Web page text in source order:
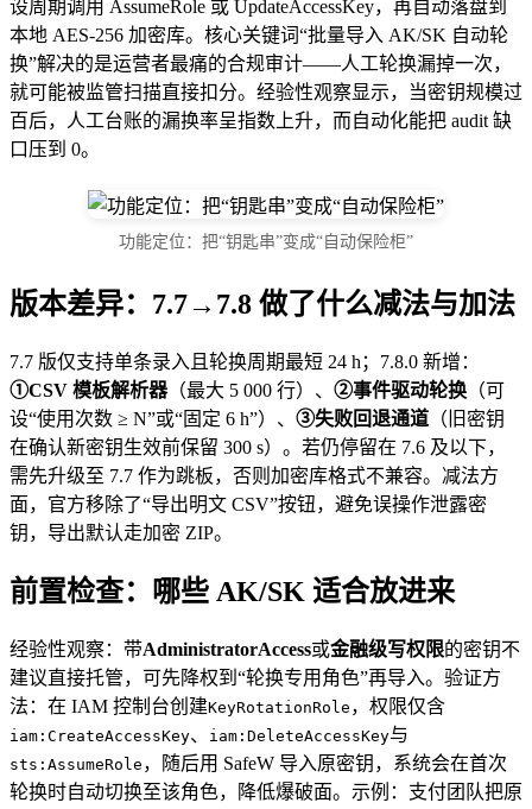
设周期调用 AssumeRole 或 UpdateAccessKey，再自动落盘到
本地 AES-256 加密库。核心关键词“批量导入 AK/SK 自动轮
换”解决的是运营者最痛的合规审计——人工轮换漏掉一次，
就可能被监管扫描直接扣分。经验性观察显示，当密钥规模过
百后，人工台账的漏换率呈指数上升，而自动化能把 audit 缺
口压到 0。
功能定位：把“钥匙串”变成“自动保险柜”
版本差异：7.7→7.8 做了什么减法与加法
7.7 版仅支持单条录入且轮换周期最短 24 h；7.8.0 新增：
①CSV 模板解析器（最大 5 000 行）、 ②事件驱动轮换 （可
设“使用次数 ≥ N”或“固定 6 h”）、 ③失败回退通道 （旧密钥
在确认新密钥生效前保留 300 s）。若仍停留在 7.6 及以下，
需先升级至 7.7 作为跳板，否则加密库格式不兼容。减法方
面，官方移除了“导出明文 CSV”按钮，避免误操作泄露密
钥，导出默认走加密 ZIP。
前置检查：哪些 AK/SK 适合放进来
经验性观察：带AdministratorAccess或金融级写权限的密钥不
建议直接托管，可先降权到“轮换专用角色”再导入。验证方
法：在 IAM 控制台创建KeyRotationRole ，权限仅含
iam:CreateAccessKey、 iam:DeleteAccessKey与
sts:AssumeRole ，随后用 SafeW 导入原密钥，系统会在首次
轮换时自动切换至该角色，降低爆破面。示例：支付团队把原